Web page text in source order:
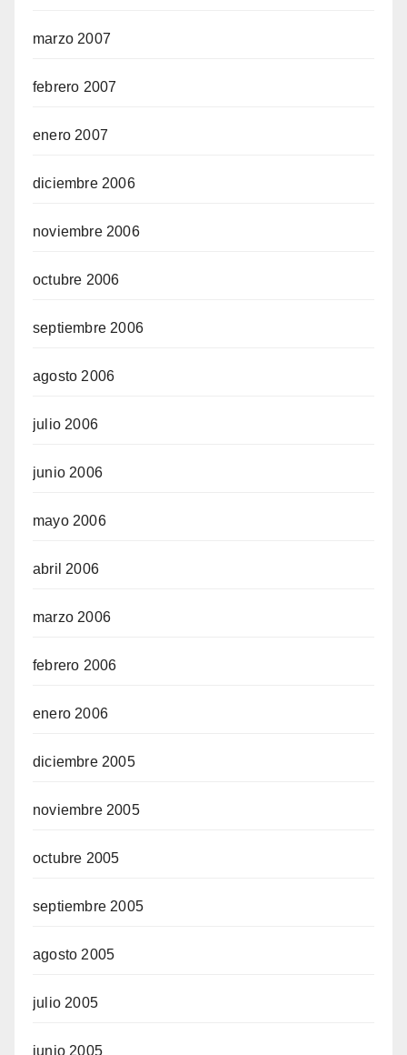
marzo 2007
febrero 2007
enero 2007
diciembre 2006
noviembre 2006
octubre 2006
septiembre 2006
agosto 2006
julio 2006
junio 2006
mayo 2006
abril 2006
marzo 2006
febrero 2006
enero 2006
diciembre 2005
noviembre 2005
octubre 2005
septiembre 2005
agosto 2005
julio 2005
junio 2005